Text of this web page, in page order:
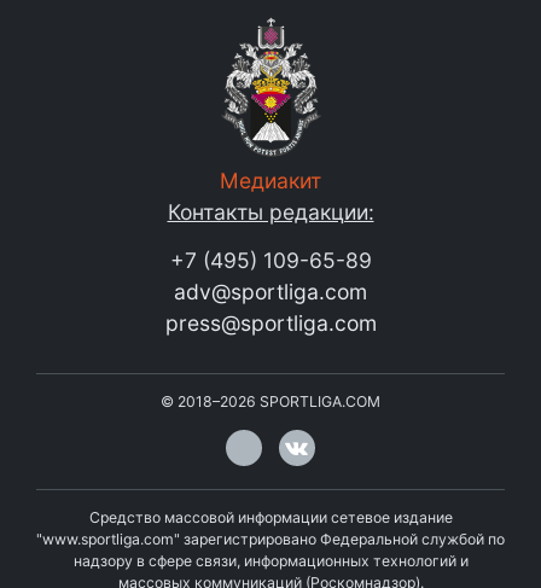
Медиакит
Контакты редакции:
+7 (495) 109-65-89
adv@sportliga.com
press@sportliga.com
© 2018–2026 SPORTLIGA.COM
Средство массовой информации сетевое издание
"www.sportliga.com" зарегистрировано Федеральной службой по
надзору в сфере связи, информационных технологий и
массовых коммуникаций (Роскомнадзор).